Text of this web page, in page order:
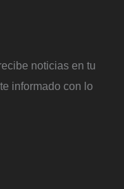
noticias en tu
informado con lo